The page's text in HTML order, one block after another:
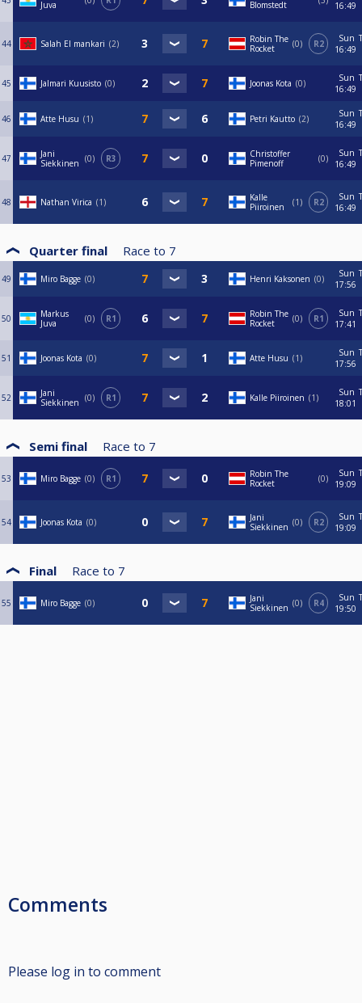
Juva
Blomstedt
16:49
44 Salah El mankari 2
Robin The
Rocket
0 R2
Sun
16:49
45 Jalmari Kuusisto 0 Joonas Kota 0
Sun
16:49
46 Atte Husu 1 Petri Kautto 2
Sun
16:49
47
Jani
Siekkinen
0 R3
Christoffer
Pimenoff
0
Sun
16:49
48 Nathan Virica 1
Kalle
Piiroinen
1 R2
Sun
16:49
Quarter final Race to 7
49 Miro Bagge 0 Henri Kaksonen 0
Sun
17:56
50
Markus
Juva
0 R1
Robin The
Rocket
0 R1
Sun
17:41
51 Joonas Kota 0 Atte Husu 1
Sun
17:56
52
Jani
Siekkinen
0 R1 Kalle Piiroinen 1
Sun
18:01
Semi final Race to 7
53 Miro Bagge 0 R1
Robin The
Rocket
0
Sun
19:09
54 Joonas Kota 0
Jani
Siekkinen
0 R2
Sun
19:09
Final Race to 7
55 Miro Bagge 0
Jani
Siekkinen
0 R4
Sun
19:50
Comments
Please log in to comment